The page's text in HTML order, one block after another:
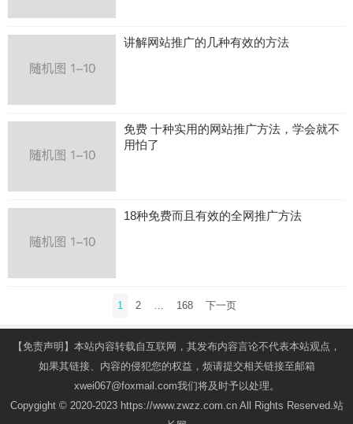
讲解网站推广的几种有效的方法
免费 十种实用的网站推广方法，学会就不
用怕了
18种免费而且有效的全网推广方法
1 2 … 168 下一页
【免责声明】本站内容转载自互联网，其发布内容言论不代表本站观点，
如果其链接、内容的侵犯您的权益，烦请提交相关链接至邮箱
xwei067@foxmail.com我们将及时予以处理。
Copygight © 2020-2023 https://www.zwzz.com.cn All Rights Reserved.站